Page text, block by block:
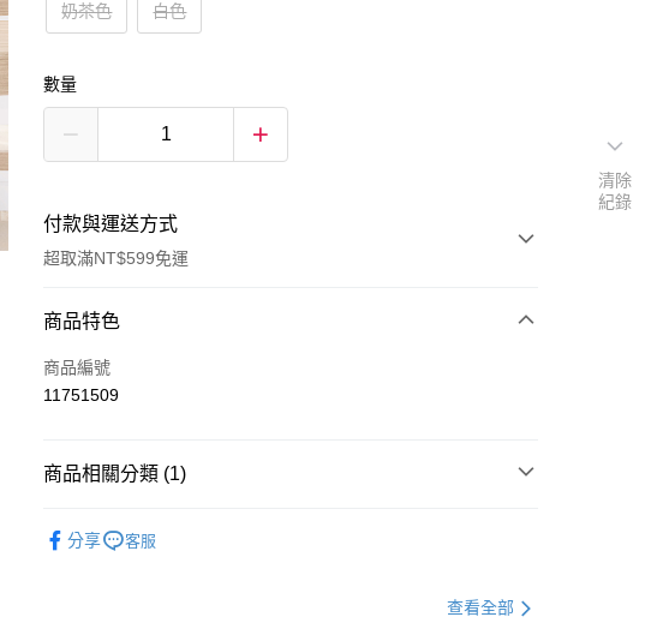
奶茶色 白色
數量
付款與運送方式
超取滿NT$599免運
付款方式
信用卡一次付款
街口支付
商品特色
商品編號
11751509
商品相關分類 (1)
分享
客服
查看全部
清除
紀錄